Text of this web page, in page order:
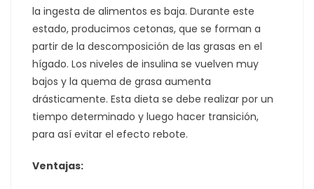
la ingesta de alimentos es baja. Durante este
estado, producimos cetonas, que se forman a
partir de la descomposición de las grasas en el
hígado. Los niveles de insulina se vuelven muy
bajos y la quema de grasa aumenta
drásticamente. Esta dieta se debe realizar por un
tiempo determinado y luego hacer transición,
para así evitar el efecto rebote.
Ventajas: